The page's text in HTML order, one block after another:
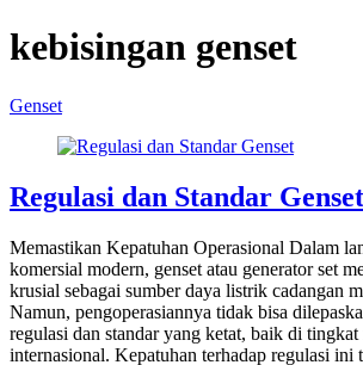
kebisingan genset
Genset
Regulasi dan Standar Genset
Memastikan Kepatuhan Operasional Dalam
komersial modern, genset atau generator set
krusial sebagai sumber daya listrik cadangan
Namun, pengoperasiannya tidak bisa
regulasi dan standar yang ketat, baik di tingkat
internasional. Kepatuhan terhadap regulasi ini